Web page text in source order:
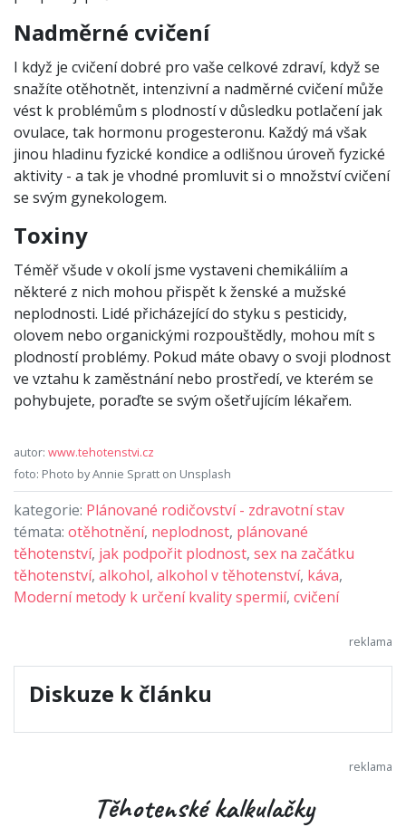
Nadměrné cvičení
I když je cvičení dobré pro vaše celkové zdraví, když se
snažíte otěhotnět, intenzivní a nadměrné cvičení může
vést k problémům s plodností v důsledku potlačení jak
ovulace, tak hormonu progesteronu. Každý má však
jinou hladinu fyzické kondice a odlišnou úroveň fyzické
aktivity - a tak je vhodné promluvit si o množství cvičení
se svým gynekologem.
Toxiny
Téměř všude v okolí jsme vystaveni chemikáliím a
některé z nich mohou přispět k ženské a mužské
neplodnosti. Lidé přicházející do styku s pesticidy,
olovem nebo organickými rozpouštědly, mohou mít s
plodností problémy. Pokud máte obavy o svoji plodnost
ve vztahu k zaměstnání nebo prostředí, ve kterém se
pohybujete, poraďte se svým ošetřujícím lékařem.
autor: www.tehotenstvi.cz
foto: Photo by Annie Spratt on Unsplash
kategorie: Plánované rodičovství - zdravotní stav
témata: otěhotnění, neplodnost, plánované
těhotenství, jak podpořit plodnost, sex na začátku
těhotenství, alkohol, alkohol v těhotenství, káva,
Moderní metody k určení kvality spermií, cvičení
Diskuze k článku
Těhotenské kalkulačky